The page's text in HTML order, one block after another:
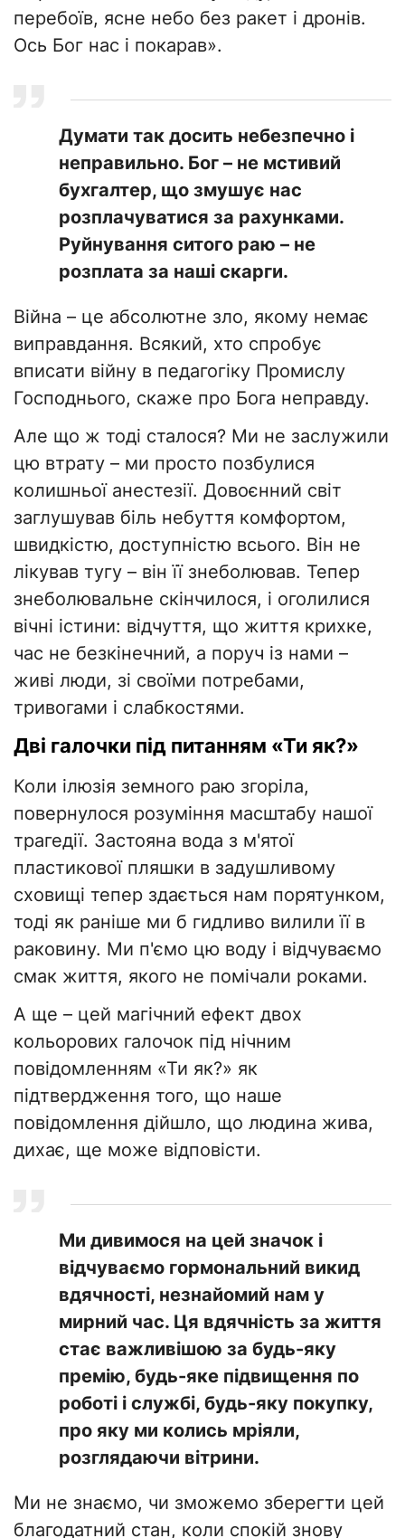
перебоїв, ясне небо без ракет і дронів.
Ось Бог нас і покарав».
Думати так досить небезпечно і
неправильно. Бог – не мстивий
бухгалтер, що змушує нас
розплачуватися за рахунками.
Руйнування ситого раю – не
розплата за наші скарги.
Війна – це абсолютне зло, якому немає
виправдання. Всякий, хто спробує
вписати війну в педагогіку Промислу
Господнього, скаже про Бога неправду.
Але що ж тоді сталося? Ми не заслужили
цю втрату – ми просто позбулися
колишньої анестезії. Довоєнний світ
заглушував біль небуття комфортом,
швидкістю, доступністю всього. Він не
лікував тугу – він її знеболював. Тепер
знеболювальне скінчилося, і оголилися
вічні істини: відчуття, що життя крихке,
час не безкінечний, а поруч із нами –
живі люди, зі своїми потребами,
тривогами і слабкостями.
Дві галочки під питанням «Ти як?»
Коли ілюзія земного раю згоріла,
повернулося розуміння масштабу нашої
трагедії. Застояна вода з м'ятої
пластикової пляшки в задушливому
сховищі тепер здається нам порятунком,
тоді як раніше ми б гидливо вилили її в
раковину. Ми п'ємо цю воду і відчуваємо
смак життя, якого не помічали роками.
А ще – цей магічний ефект двох
кольорових галочок під нічним
повідомленням «Ти як?» як
підтвердження того, що наше
повідомлення дійшло, що людина жива,
дихає, ще може відповісти.
Ми дивимося на цей значок і
відчуваємо гормональний викид
вдячності, незнайомий нам у
мирний час. Ця вдячність за життя
стає важливішою за будь-яку
премію, будь-яке підвищення по
роботі і службі, будь-яку покупку,
про яку ми колись мріяли,
розглядаючи вітрини.
Ми не знаємо, чи зможемо зберегти цей
благодатний стан, коли спокій знову